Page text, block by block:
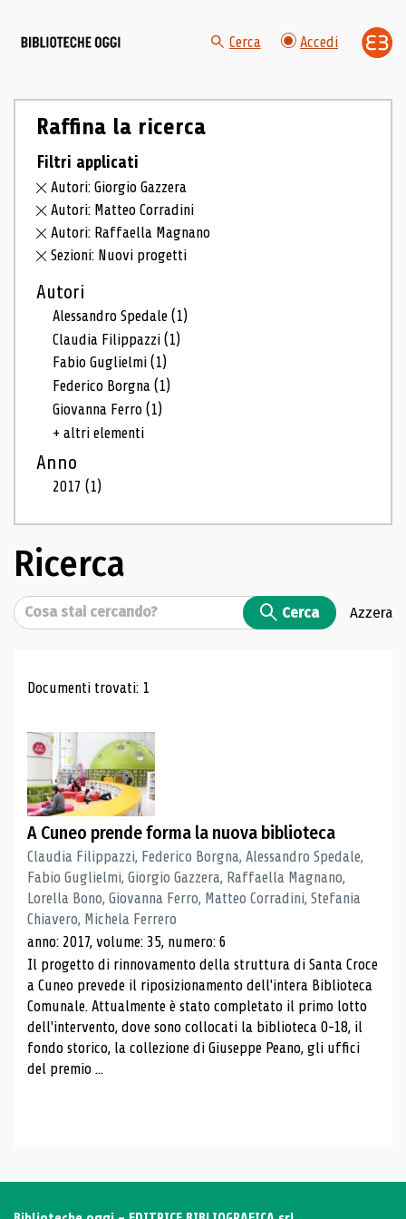
Cerca Accedi
Raffina la ricerca
Filtri applicati
Autori: Giorgio Gazzera
Autori: Matteo Corradini
Autori: Raffaella Magnano
Sezioni: Nuovi progetti
Autori
Alessandro Spedale(1)
Claudia Filippazzi(1)
Fabio Guglielmi(1)
Federico Borgna(1)
Giovanna Ferro(1)
+ altri elementi
Anno
2017(1)
Ricerca
Cerca Cerca Azzera
Risultati di ricerca
Documenti trovati: 1
A Cuneo prende forma la nuova biblioteca
Claudia Filippazzi, Federico Borgna, Alessandro Spedale,
Fabio Guglielmi, Giorgio Gazzera, Raffaella Magnano,
Lorella Bono, Giovanna Ferro, Matteo Corradini, Stefania
Chiavero, Michela Ferrero
anno: 2017, volume: 35, numero: 6
Il progetto di rinnovamento della struttura di Santa Croce
a Cuneo prevede il riposizionamento dell'intera Biblioteca
Comunale. Attualmente è stato completato il primo lotto
dell'intervento, dove sono collocati la biblioteca 0-18, il
fondo storico, la collezione di Giuseppe Peano, gli uffici
del premio ...